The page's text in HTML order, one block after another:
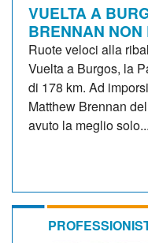
VUELTA A
BRENNAN
Ruote veloci alla
Vuelta a Burgos, la
di 178 km. Ad
Matthew Brennan
avuto la meglio solo...